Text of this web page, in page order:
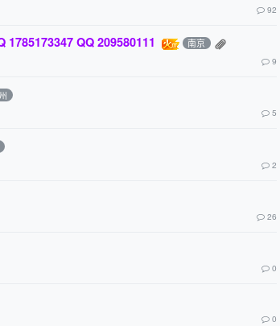
92
QQ 209580111 南京
9
5
2
26
0
0